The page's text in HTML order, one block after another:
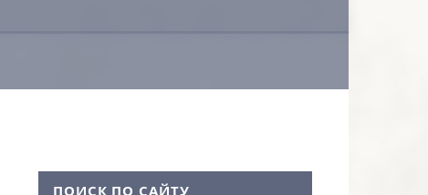
ПОИСК ПО САЙТУ